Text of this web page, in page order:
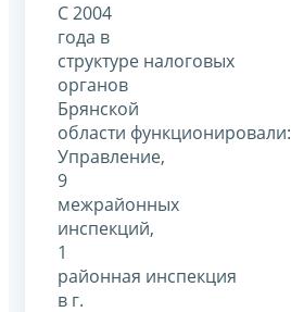
С 2004
года в
структуре налоговых
органов
Брянской
области функционировали:
Управление,
9
межрайонных
инспекций,
1
районная инспекция
в г.